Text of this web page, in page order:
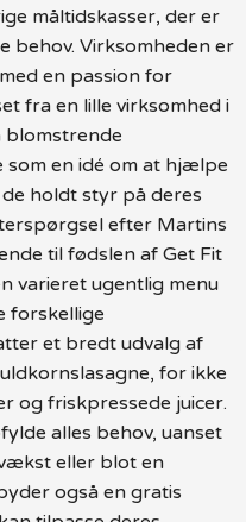
måltidskasser, der er
behov. Virksomheden er
en passion for
fra en lille virksomhed i
blomstrende
som en idé om at hjælpe
holdt styr på deres
efter Martins
til fødslen af Get Fit
varieret ugentlig menu
forskellige
et bredt udvalg af
for ikke
og friskpressede juicer.
alles behov, uanset
eller blot en
også en gratis